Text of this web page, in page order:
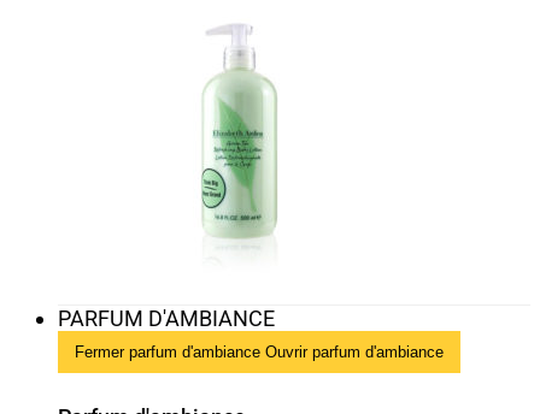
PARFUM D'AMBIANCE
Fermer parfum d'ambiance Ouvrir parfum d'ambiance